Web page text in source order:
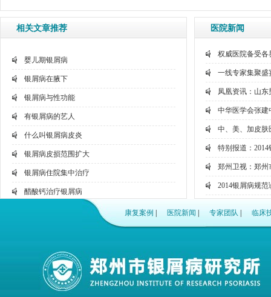
相关文章推荐
婴儿期银屑病
银屑病在腋下
银屑病与性功能
有银屑病的艺人
什么叫银屑病皮炎
银屑病皮损范围扩大
银屑病住院集中治疗
醋酸钙治疗银屑病
医院新闻
权威医院备受各
一线专家集聚盛
凤凰资讯：山
中华医学会张建
中、美、加皮肤
特别报道：
郑州卫视：郑州
2014银屑病规
康复案例 医院新闻 专家团队 临床